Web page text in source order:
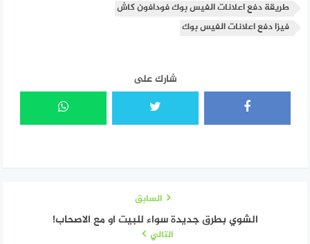
طريقة دفع اعلانات الفيس بوك فودافون كاش
فيزا دفع اعلانات الفيس بوك
شارك على
السابق
الشوي بطرق جديدة سواء للبيت او مع الاصحاب!
التالي